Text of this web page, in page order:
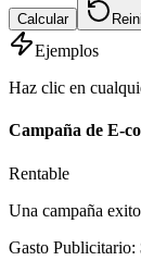
Calcular
Ejemplos
Haz clic en
Campaña de E-
Rentable
Una campaña
Gasto Publicitario: